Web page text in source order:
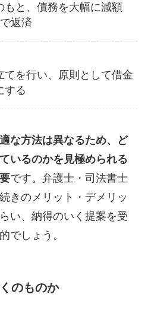
もと、債務を大幅に減額
返済
てを行い、原則として借金
する
な方法は異なるため、ど
いるのかを見極められる
です。弁護士・司法書士
きのメリット・デメリッ
い、納得のいく提案を受
でしょう。
のものか